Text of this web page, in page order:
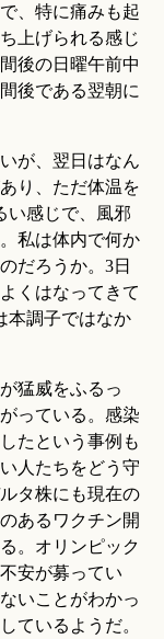
、特に痛みも起
上げられる感じ
後の日曜午前中
後である翌朝に
が、翌日はなん
り、ただ体温を
い感じで、風邪
私は体内で何か
だろうか。3日
くはなってきて
本調子ではなか
猛威をふるっ
っている。感染
たという事例も
人たちをどう守
タ株にも現在の
あるワクチン開
。オリンピック
安が募ってい
いことがわかっ
ているようだ。